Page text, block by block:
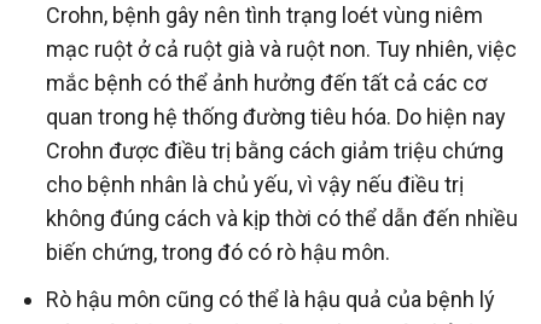
Crohn, bệnh gây nên tình trạng loét vùng niêm
mạc ruột ở cả ruột già và ruột non. Tuy nhiên, việc
mắc bệnh có thể ảnh hưởng đến tất cả các cơ
quan trong hệ thống đường tiêu hóa. Do hiện nay
Crohn được điều trị bằng cách giảm triệu chứng
cho bệnh nhân là chủ yếu, vì vậy nếu điều trị
không đúng cách và kịp thời có thể dẫn đến nhiều
biến chứng, trong đó có rò hậu môn.
Rò hậu môn cũng có thể là hậu quả của bệnh lý